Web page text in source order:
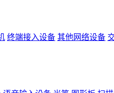
终端接入设备 其他网络设备